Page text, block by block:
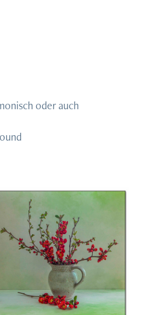
oder auch